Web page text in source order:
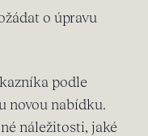
o úpravu
podle
novou nabídku.
náležitosti, jaké